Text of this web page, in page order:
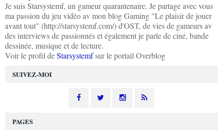
SUIVEZ-MOI
Je suis Starsystemf, un gameur quarantenaire. Je partage avec vous
ma passion du jeu vidéo av mon blog Gaming "Le plaisir de jouer
avant tout" (http://starsystemf.com/) d'OST, de vies de gameurs av
des interviews de passionnés et également je parle de ciné, bande
dessinée, musique et de lecture.
Voir le profil deStarsystemfsur le portail Overblog
PAGES